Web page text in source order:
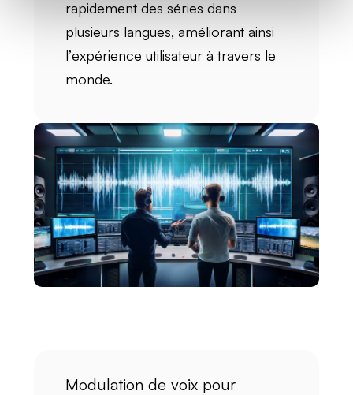
rapidement des séries dans
plusieurs langues, améliorant ainsi
l’expérience utilisateurà travers le
monde.
Modulation de voix pour